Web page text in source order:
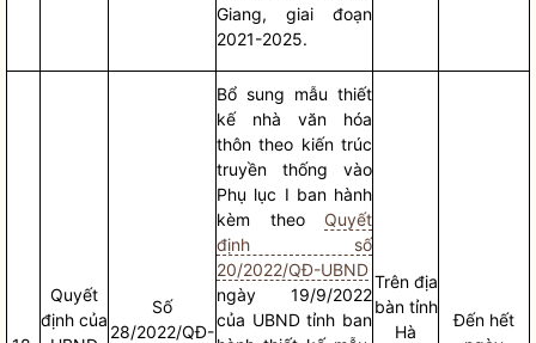
Giang, giai đoạn
2021-2025.
Quyết
định của
Số
28/2022/QĐ-
Bổ sung mẫu thiết
kế nhà văn hóa
thôn theo kiến trúc
truyền thống vào
Phụ lục I ban hành
kèm theo Quyết
định số
20/2022/QĐ-UBND
ngày 19/9/2022
của UBND tỉnh ban
Trên địa
bàntỉnh
Hà
Đến hết